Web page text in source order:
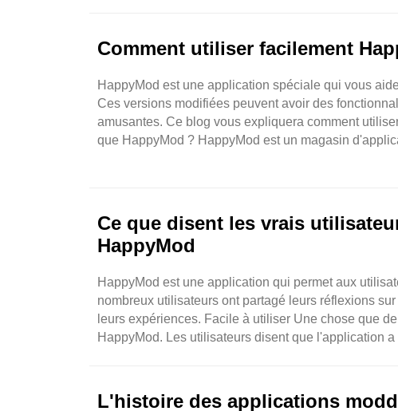
Comment utiliser facilement
HappyMod est une application spéciale qui vous
Ces versions modifiées peuvent avoir des
amusantes. Ce blog vous expliquera comment
que HappyMod ? HappyMod est un magasin
Ce que disent les vrais
HappyMod
HappyMod est une application qui permet aux
nombreux utilisateurs ont partagé leurs réflexions
leurs expériences. Facile à utiliser Une chose que
HappyMod. Les utilisateurs disent que l'application
L'histoire des applications